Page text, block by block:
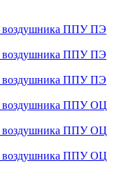
воздушника ППУ ПЭ
воздушника ППУ ПЭ
воздушника ППУ ПЭ
воздушника ППУ ОЦ
воздушника ППУ ОЦ
воздушника ППУ ОЦ